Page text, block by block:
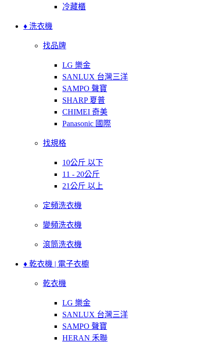
冷藏櫃
♦ 洗衣機
找品牌
LG 樂金
SANLUX 台灣三洋
SAMPO 聲寶
SHARP 夏普
CHIMEI 奇美
Panasonic 國際
找規格
10公斤 以下
11 - 20公斤
21公斤 以上
定頻洗衣機
變頻洗衣機
滾筒洗衣機
♦ 乾衣機 | 電子衣櫥
乾衣機
LG 樂金
SANLUX 台灣三洋
SAMPO 聲寶
HERAN 禾聯